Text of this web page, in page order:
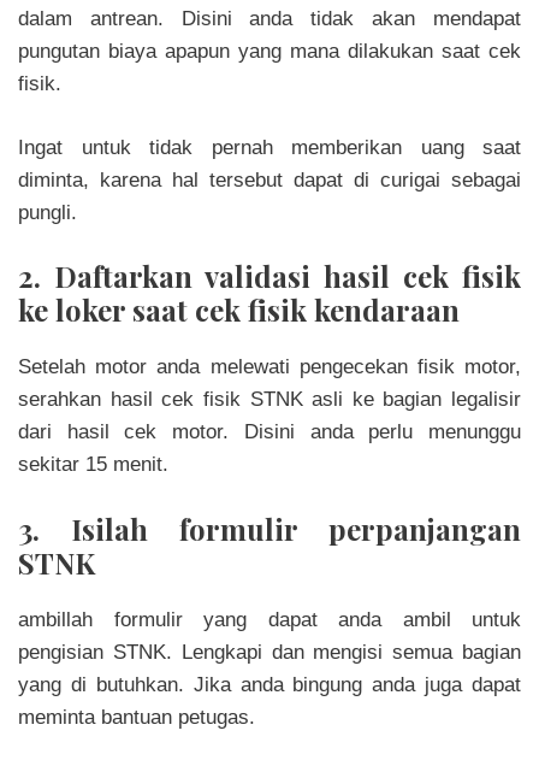
dalam antrean. Disini anda tidak akan mendapat
pungutan biaya apapun yang mana dilakukan saat cek
fisik.
Ingat untuk tidak pernah memberikan uang saat
diminta, karena hal tersebut dapat di curigai sebagai
pungli.
2. Daftarkan validasi hasil cek fisik
ke loker saat cek fisik kendaraan
Setelah motor anda melewati pengecekan fisik motor,
serahkan hasil cek fisik STNK asli ke bagian legalisir
dari hasil cek motor. Disini anda perlu menunggu
sekitar 15 menit.
3. Isilah formulir perpanjangan
STNK
ambillah formulir yang dapat anda ambil untuk
pengisian STNK. Lengkapi danmengisi semua bagian
yang di butuhkan. Jika anda bingung anda juga dapat
meminta bantuan petugas.